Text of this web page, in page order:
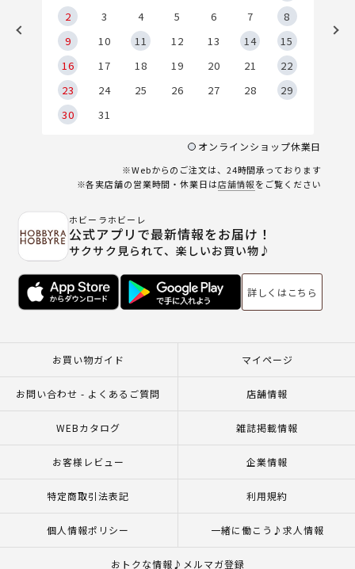
2
3 4 5 6 7
8
9
10 11 12 13 14
15
16
17 18 19 20 21
22
23
24 25 26 27 28
29
30
31
オンラインショップ休業日
※Webからのご注文は、24時間承っております
※各実店舗の営業時間・休業日は店舗情報をご覧ください
ホビーラホビーレ
公式アプリで最新情報をお届け！
サクサク見られて、楽しいお買い物♪
詳しくはこちら
お買い物ガイド マイページ
お問い合わせ - よくあるご質問 店舗情報
WEBカタログ 雑誌掲載情報
お客様レビュー 企業情報
特定商取引法表記 利用規約
個人情報ポリシー 一緒に働こう♪求人情報
おトクな情報♪メルマガ登録